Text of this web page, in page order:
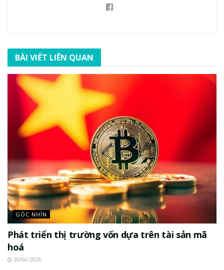
BÀI VIẾT LIÊN QUAN
GÓC NHÌN
Phát triển thị trường vốn dựa trên tài sản mã
hoá
26/06/2026